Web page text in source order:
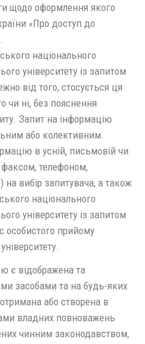
щодо оформлення якого
«Про доступ до
національного
університету із запитом
від того, стосується ця
чи ні, без пояснення
Запит на інформацію
або колективним.
в усній, письмовій чи
телефоном,
вибір запитувача, а також
національного
університету із запитом
особистого прийому
є відображена та
засобами та на будь-яких
або створена в
владних повноважень
чинним законодавством,